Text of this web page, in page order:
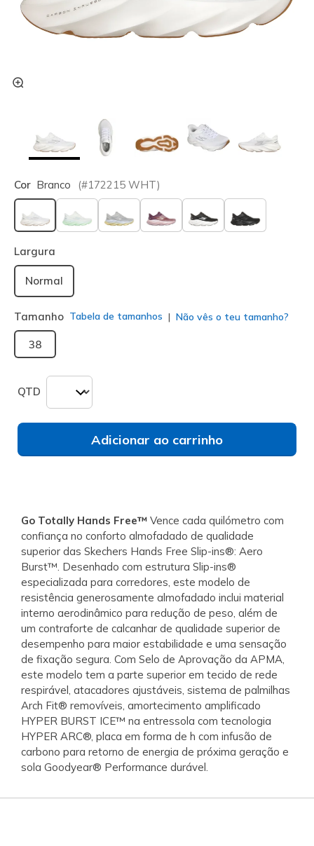
Cor Branco (#172215 WHT)
selecionado
Largura
Normal
Tamanho Tabela de tamanhos Não vês o teu tamanho?
38
QTD
Adicionar ao carrinho
Go Totally Hands Free™ Vence cada quilómetro com
confiança no conforto almofadado de qualidade
superior das Skechers Hands Free Slip-ins®: Aero
Burst™. Desenhado com estrutura Slip-ins®
especializada para corredores, este modelo de
resistência generosamente almofadado inclui material
interno aerodinâmico para redução de peso, além de
um contraforte de calcanhar de qualidade superior de
desempenho para maior estabilidade e uma sensação
de fixação segura. Com Selo de Aprovação da APMA,
este modelo tem a parte superior em tecido de rede
respirável, atacadores ajustáveis, sistema de palmilhas
Arch Fit® removíveis, amortecimento amplificado
HYPER BURST ICE™ na entressola com tecnologia
HYPER ARC®, placa em forma de h com infusão de
carbono para retorno de energia de próxima geração e
sola Goodyear® Performance durável.